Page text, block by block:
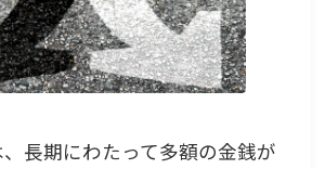
長期にわたって多額の金銭が